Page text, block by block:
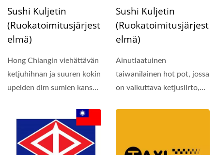
Sushi Kuljetin
(ruokatoimitusjärjest
Elmä)
Hong Chiangin viehättävän
ketjuhihnan ja suuren kokin
upeiden dim sumien kanssa
Sushi Kuljetin
(ruokatoimitusjärjest
Elmä)
Ainutlaatuinen
taiwanilainen hot pot, jossa
on vaikuttava ketjusiirto,